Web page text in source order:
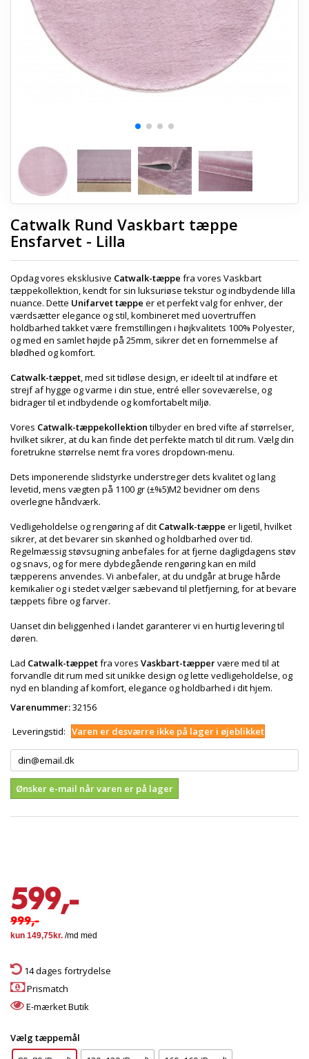
ENTREMØBLER
SPAR PENGE PÅ UDVALGTE VARER
Catwalk Rund Vaskbart tæppe
Ensfarvet - Lilla
Opdag vores eksklusive Catwalk-tæppe fra vores Vaskbart
tæppekollektion, kendt for sin luksuriøse tekstur og indbydende lilla
nuance. Dette Unifarvet tæppe er et perfekt valg for enhver, der
værdsætter elegance og stil, kombineret med uovertruffen
holdbarhed takket være fremstillingen i højkvalitets 100% Polyester,
og med en samlet højde på 25mm, sikrer det en fornemmelse af
blødhed og komfort.
Catwalk-tæppet, med sit tidløse design, er ideelt til at indføre et
strejf af hygge og varme i din stue, entré eller soveværelse, og
bidrager til et indbydende og komfortabelt miljø.
Vores Catwalk-tæppekollektion tilbyder en bred vifte af størrelser,
hvilket sikrer, at du kan finde det perfekte match til dit rum. Vælg din
foretrukne størrelse nemt fra vores dropdown-menu.
Dets imponerende slidstyrke understreger dets kvalitet og lang
levetid, mens vægten på 1100 gr (±%5)M2 bevidner om dens
overlegne håndværk.
Vedligeholdelse og rengøring af dit Catwalk-tæppe er ligetil, hvilket
sikrer, at det bevarer sin skønhed og holdbarhed over tid.
Regelmæssig støvsugning anbefales for at fjerne dagligdagens støv
og snavs, og for mere dybdegående rengøring kan en mild
tæpperens anvendes. Vi anbefaler, at du undgår at bruge hårde
kemikalier og i stedet vælger sæbevand til pletfjerning, for at bevare
tæppets fibre og farver.
Uanset din beliggenhed i landet garanterer vi en hurtig levering til
døren.
Lad Catwalk-tæppetfra vores Vaskbart-tæppervære med til at
forvandle dit rum med sit unikke design og lette vedligeholdelse, og
nyd en blanding af komfort, elegance og holdbarhed i dit hjem.
Varenummer:32156
Leveringstid: Varen er desværre ikke på lager i øjeblikket
Ønsker e-mail når varen er på lager
599,-
999,-
14 dages fortrydelse
Prismatch
E-mærket Butik
Vælg tæppemål